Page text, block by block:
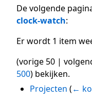
De volgende
clock-watch:
Er wordt 1 item
(vorige 50 |
500) bekijken.
Projecten (←